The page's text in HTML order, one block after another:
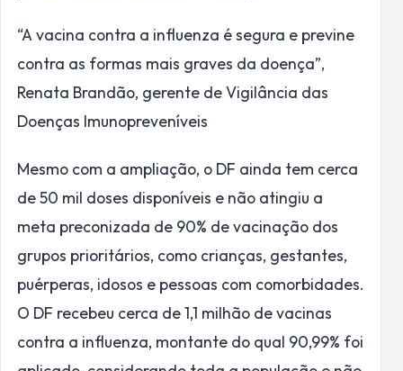
“A vacina contra a influenza é segura e previne
contra as formas mais graves da doença”,
Renata Brandão, gerente de Vigilância das
Doenças Imunopreveníveis
Mesmo com a ampliação, o DF ainda tem cerca
de 50 mil doses disponíveis e não atingiu a
meta preconizada de 90% de vacinação dos
grupos prioritários, como crianças, gestantes,
puérperas, idosos e pessoas com comorbidades.
O DF recebeu cerca de 1,1 milhão de vacinas
contra a influenza, montante do qual 90,99% foi